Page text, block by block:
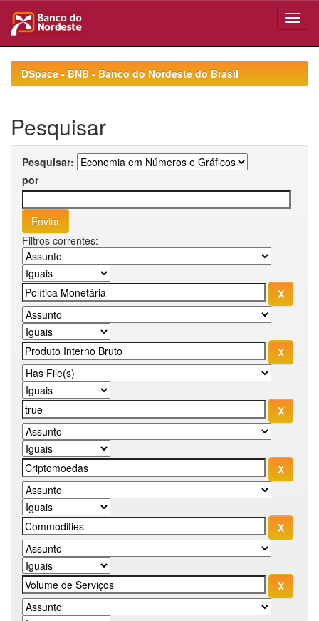
navigationDSpace - BNB - Banco do Nordeste do Brasil
Pesquisar
Pesquisar:
por
Filtros correntes: